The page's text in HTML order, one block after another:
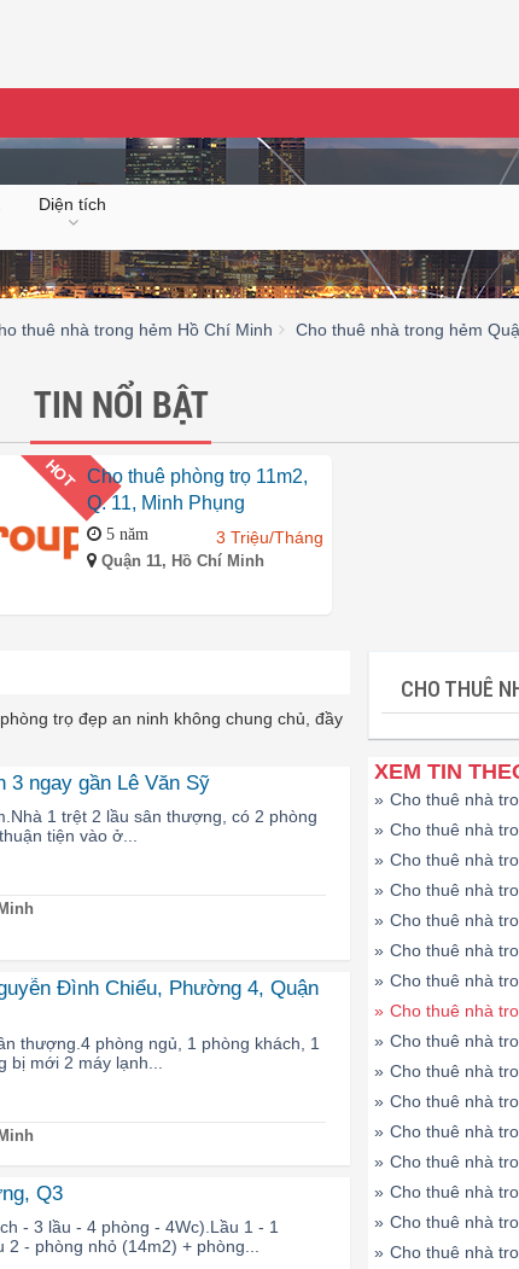
Diện tích
thuê nhà trong hẻm Hồ Chí Minh Cho thuê nhà trong hẻm
TIN NỔI BẬT
HOT Cho thuê phòng trọ 11m2,
Q. 11, Minh Phụng
5 năm 3 Triệu/Tháng
Quận 11, Hồ Chí Minh
trọ đẹp an ninh không chung chủ, đầy
3 ngay gần Lê Văn Sỹ
1 trệt 2 lầu sân thượng, có 2 phòng
tiện vào ở...
Đình Chiểu, Phường 4, Quận
thượng.4 phòng ngủ, 1 phòng khách, 1
bị mới 2 máy lạnh...
Q3
- 3 lầu - 4 phòng - 4Wc).Lầu 1 - 1
- phòng nhỏ (14m2) + phòng...
CHO THUÊ
XEM TIN
» Cho thuê nhà
» Cho thuê nhà
» Cho thuê nhà
» Cho thuê nhà
» Cho thuê nhà
» Cho thuê nhà
» Cho thuê nhà
» Cho thuê nhà
» Cho thuê nhà
» Cho thuê nhà
» Cho thuê nhà
» Cho thuê nhà
» Cho thuê nhà
» Cho thuê nhà
» Cho thuê nhà
» Cho thuê nhà